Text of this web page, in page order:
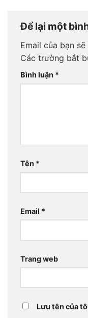
Để lại một
Email của bạn
Các trường bắt
Bình luận *
Tên *
Email *
Trang web
Lưu tên của